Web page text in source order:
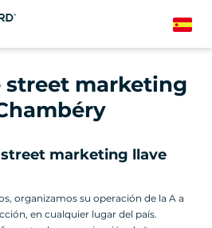
Spanish
street marketing
street marketing llave
organizamos su operación de la A a
en cualquier lugar del país.